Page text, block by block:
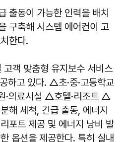
출동이 가능한 인력을 배치
구축해 시스템 에어컨이 고
한다.
객 맞춤형 유지보수 서비스
하고 있다. △초·중·고등학교
·의료시설 △호텔·리조트 △
해 세척, 긴급 출동, 에너지
포트 제공 및 에너지 낭비 발
옵션을 제공한다. 특히 실내